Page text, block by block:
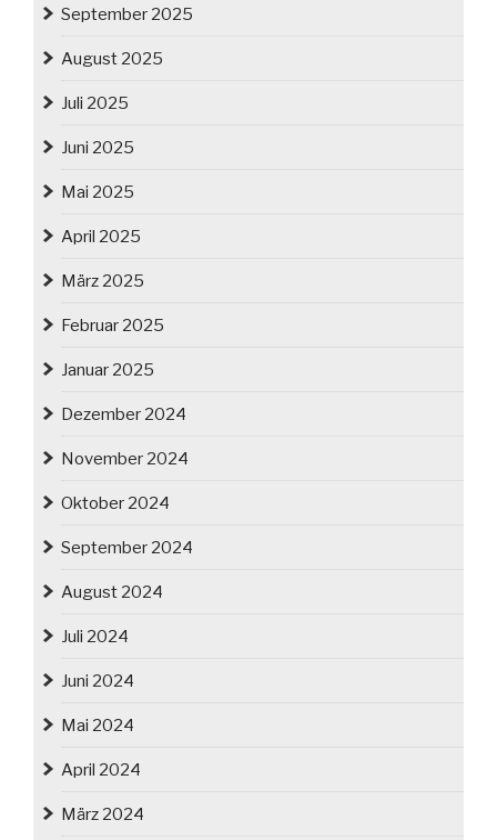
September 2025
August 2025
Juli 2025
Juni 2025
Mai 2025
April 2025
März 2025
Februar 2025
Januar 2025
Dezember 2024
November 2024
Oktober 2024
September 2024
August 2024
Juli 2024
Juni 2024
Mai 2024
April 2024
März 2024